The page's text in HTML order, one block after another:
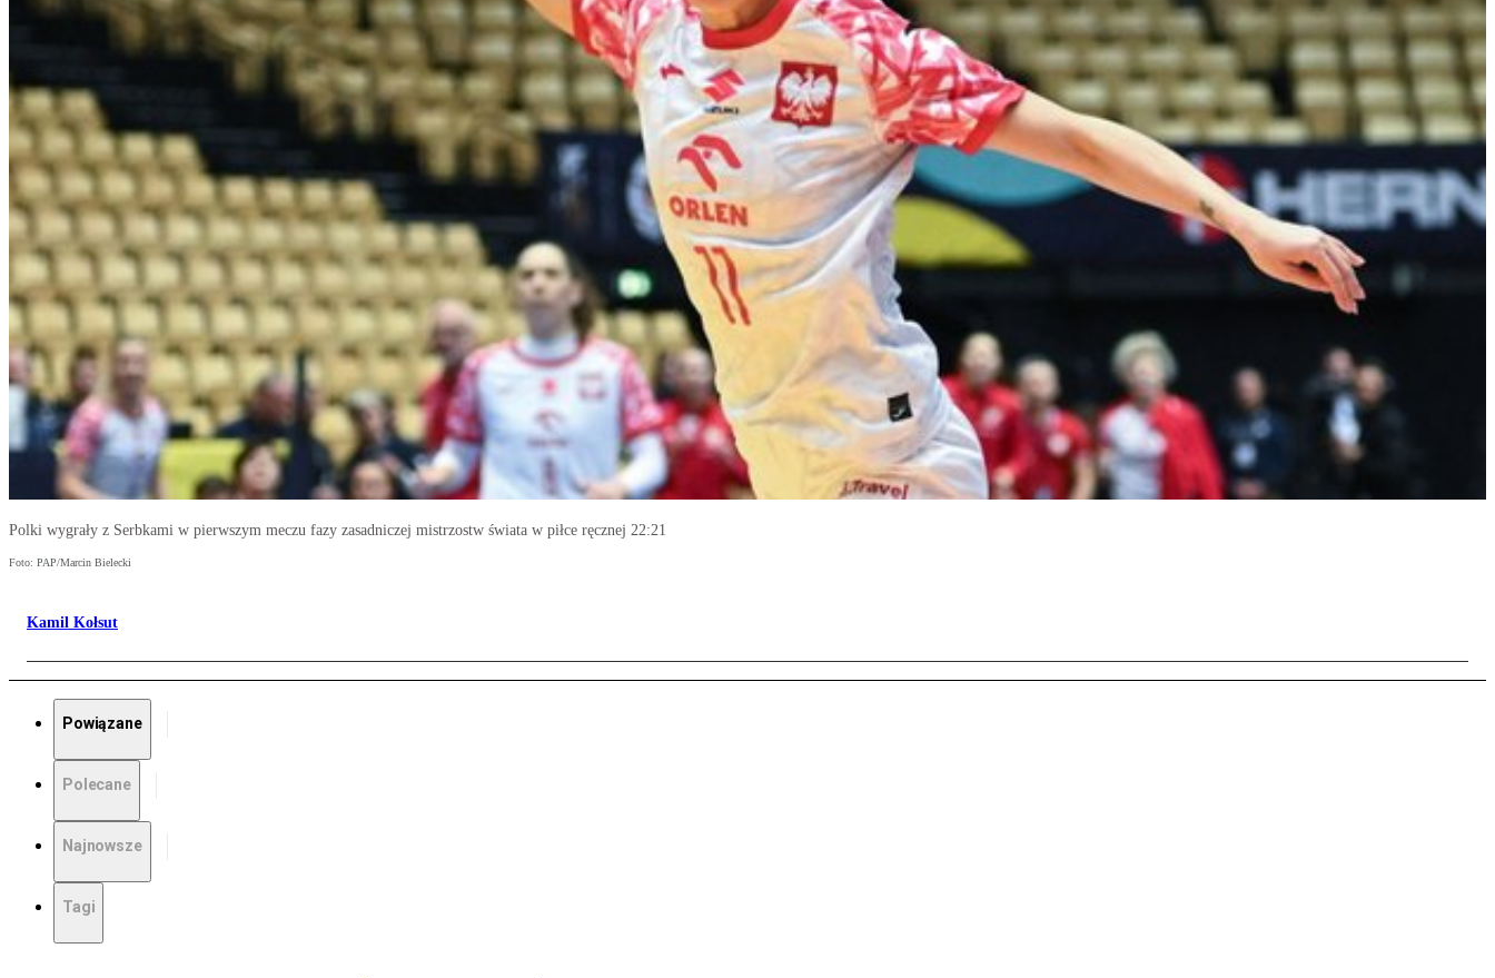
Polki wygrały z Serbkami w pierwszym meczu fazy zasadniczej mistrzostw świata w piłce ręcznej 22:21
Foto: PAP/Marcin Bielecki
Kamil Kołsut
Powiązane
Polecane
Najnowsze
Tagi